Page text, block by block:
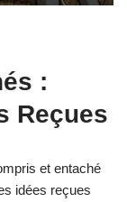
:
Reçues
et entaché
idées reçues